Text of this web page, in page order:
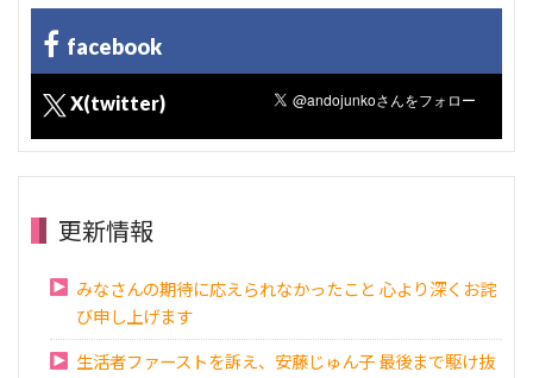
facebook
X(twitter)
更新情報
みなさんの期待に応えられなかったこと 心より深くお詫
び申し上げます
生活者ファーストを訴え、安藤じゅん子 最後まで駆け抜